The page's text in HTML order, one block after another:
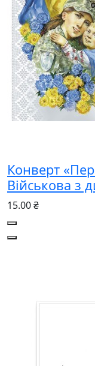
Конверт
Військова з
15.00 ₴